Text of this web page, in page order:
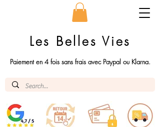
Les Belles Vies
Paiement en 4 fois sans frais avec Paypal ou Klarna.